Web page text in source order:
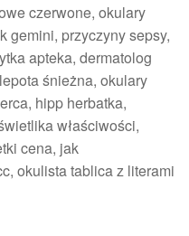
czerwone, okulary
gemini, przyczyny sepsy,
apteka, dermatolog
śnieżna, okulary
hipp herbatka,
właściwości,
cena, jak
okulista tablica z literami